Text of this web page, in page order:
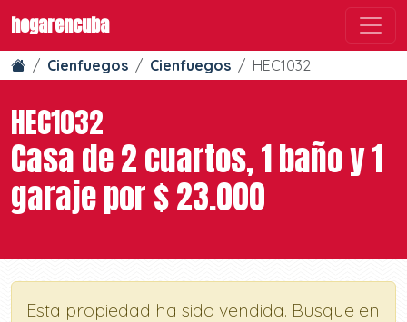
hogarencuba
Cienfuegos Cienfuegos HEC1032
HEC1032
Casa de 2 cuartos, 1 baño y 1
garaje por $ 23.000
Esta propiedad ha sido vendida. Busque en